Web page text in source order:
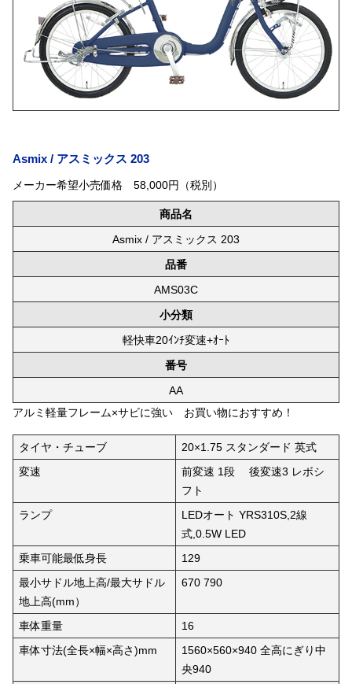
Asmix / アスミックス 203
メーカー希望小売価格 58,000円（税別）
商品名
Asmix / アスミックス 203
品番
AMS03C
小分類
軽快車20ｲﾝﾁ変速+ｵｰﾄ
番号
AA
アルミ軽量フレーム×サビに強い お買い物におすすめ！
タイヤ・チューブ
20×1.75 スタンダード 英式
変速
前変速 1段 後変速3 レボシ
フト
ランプ
LEDオート YRS310S,2線
式,0.5W LED
乗車可能最低身長
129
最小サドル地上高/最大サドル
地上高(mm）
670 790
車体重量
16
車体寸法(全長×幅×高さ)mm
1560×560×940 全高にぎり中
央940